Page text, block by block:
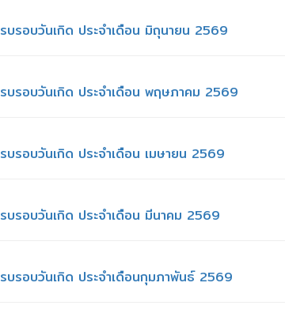
บรอบวันเกิด ประจำเดือน มิถุนายน 2569
บรอบวันเกิด ประจำเดือน พฤษภาคม 2569
รอบวันเกิด ประจำเดือน เมษายน 2569
บรอบวันเกิด ประจำเดือน มีนาคม 2569
บรอบวันเกิด ประจำเดือนกุมภาพันธ์ 2569